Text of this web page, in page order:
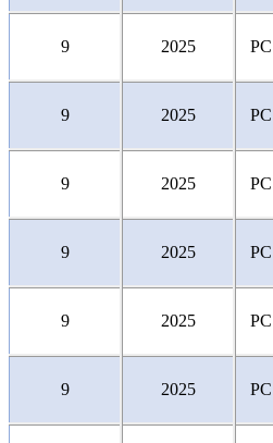
9 2025 PC
9 2025 PC
9 2025 PC
9 2025 PC
9 2025 PC
9 2025 PC